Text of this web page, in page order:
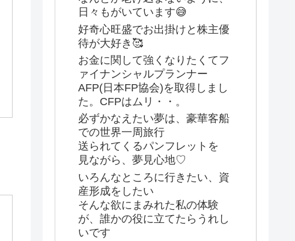
日々もがいています😅
好奇心旺盛でお出掛けと株主優
待が大好き🥰
お金に関して強くなりたくてフ
ァイナンシャルプランナー
AFP(日本FP協会)を取得しまし
た。CFPはムリ・・。
必ずかなえたい夢は、豪華客船
での世界一周旅行
送られてくるパンフレットを
見ながら、夢見心地♡
いろんなところに行きたい、資
産形成をしたい
そんな欲にまみれた私の体験
が、誰かの役に立てたらうれし
いです